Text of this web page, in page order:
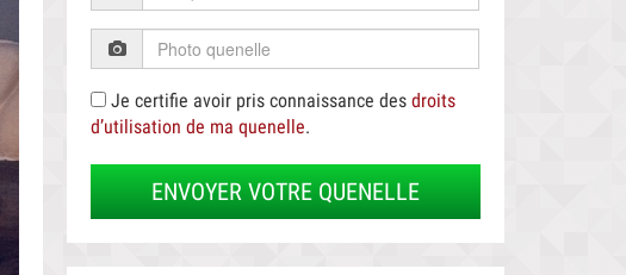
Je certifie avoir pris connaissance desdroits
d’utilisation de ma quenelle.
ENVOYER VOTRE QUENELLE